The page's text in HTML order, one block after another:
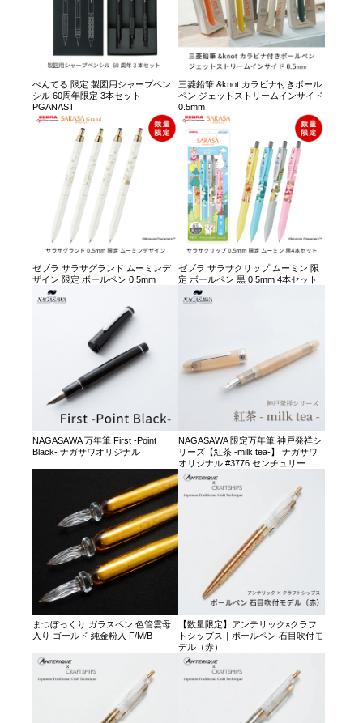
ぺんてる 限定 製図用シャープペン
シル 60周年限定 3本セット
PGANAST
三菱鉛筆 &knot カラビナ付きボール
ペン ジェットストリームインサイド
0.5mm
ゼブラ サラサグランド ムーミンデ
ザイン 限定 ボールペン 0.5mm
ゼブラ サラサクリップ ムーミン 限
定 ボールペン 黒 0.5mm 4本セット
NAGASAWA 万年筆 First -Point
Black- ナガサワオリジナル
NAGASAWA 限定万年筆 神戸発祥シ
リーズ【紅茶 -milk tea-】 ナガサワ
オリジナル #3776 センチュリー
まつぼっくり ガラスペン 色管雲母
入り ゴールド 純金粉入 F/M/B
【数量限定】アンテリック×クラフ
トシップス｜ボールペン 石目吹付モ
デル（赤）